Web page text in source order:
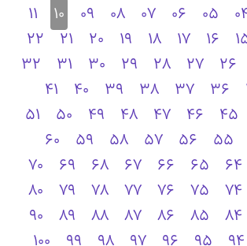
05
06
07
08
09
10
11
16
17
18
19
20
21
22
26
27
28
29
30
31
32
36
37
38
39
40
41
45
46
47
48
49
50
51
55
56
57
58
59
60
64
65
66
67
68
69
70
74
75
76
77
78
79
80
84
85
86
87
88
89
90